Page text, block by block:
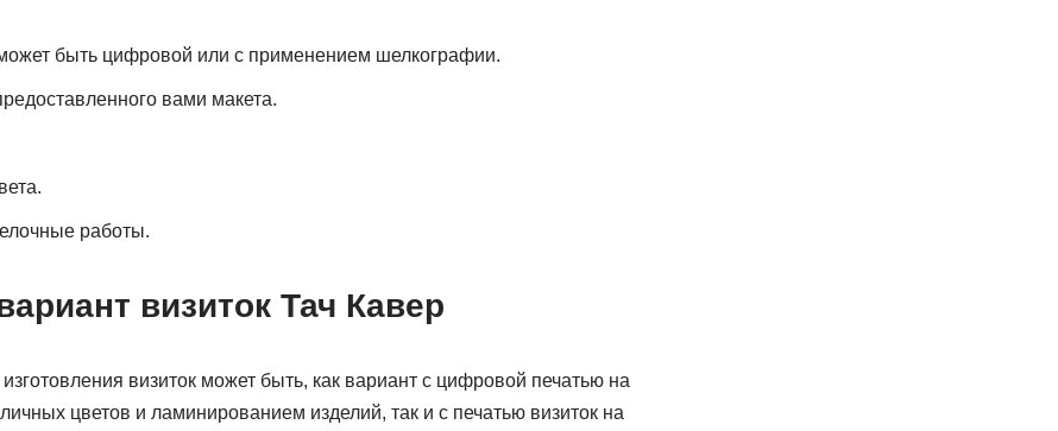
быть цифровой или с применением шелкографии.
вами макета.
работы.
визиток Тач Кавер
визиток может быть, как вариант с цифровой печатью на
цветов и ламинированием изделий, так и с печатью визиток на